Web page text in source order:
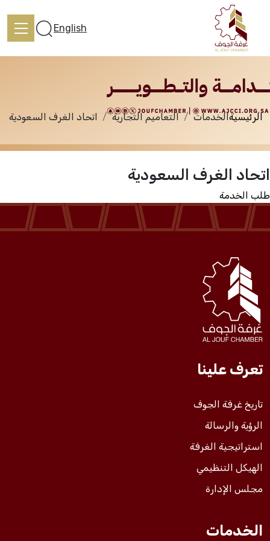
تعرف علينا
الخدمات
المركز الإعلامي
فعاليات الغرفة
فعاليات الجوف
مشاريع الغرفة
English
الخدمات
الرئيسيةالخدمات التعاميم التجارية اتحاد الغرف السعودية
اتحاد الغرف السعودية
طلب الخدمة
تعرف علينا
تاريخ غرفة الجوف
الرؤية والرسالة
استراتيجية الغرفة
الهيكل التنظيمي
مجلس الإدارة
الخدمات